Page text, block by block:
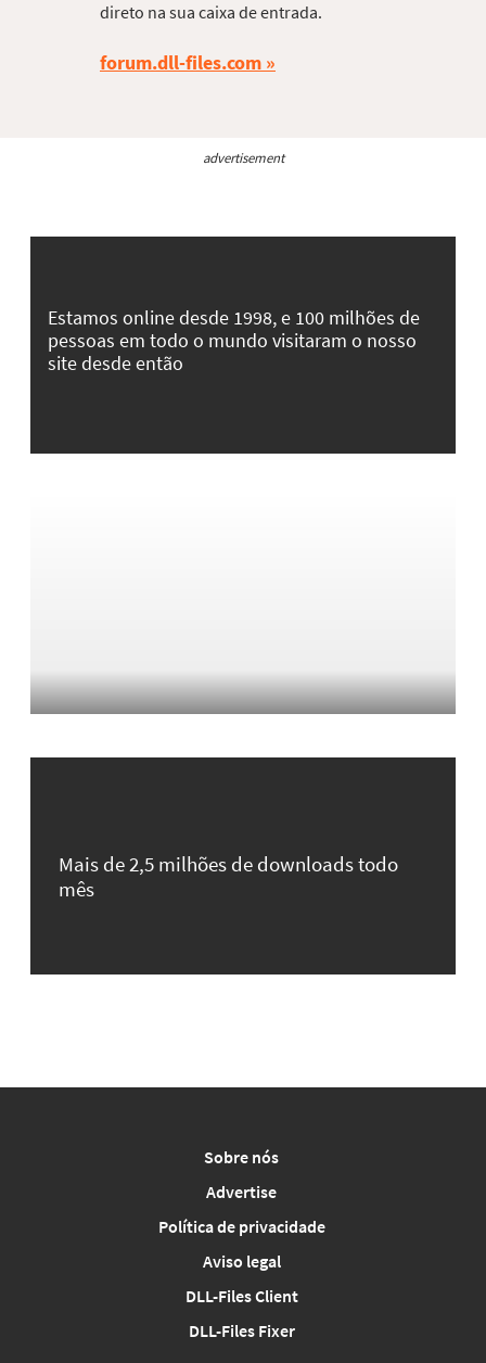
direto na sua caixa de entrada.
forum.dll-files.com
advertisement
Estamos online desde 1998, e 100 milhões de
pessoas em todo o mundo visitaram o nosso
site desde então
Mais de 2,5 milhões de downloads todo
mês
Sobre nós
Advertise
Política de privacidade
Aviso legal
DLL-Files Client
DLL-Files Fixer